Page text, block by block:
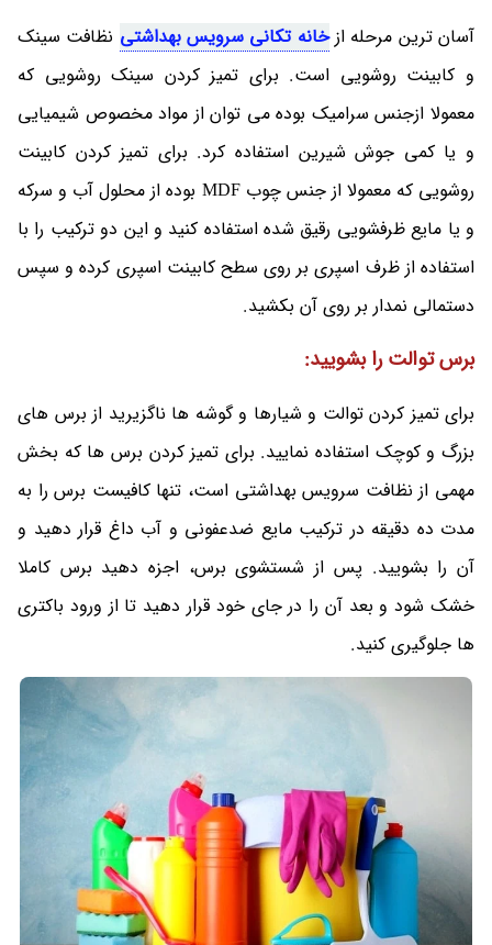
آسان ترین مرحله ازخانه تکانی سرویس بهداشتی نظافت سینک
و کابینت روشویی است. برای تمیز کردن سینک روشویی که
معمولا ازجنس سرامیک بوده می توان از مواد مخصوص شیمیایی
و یا کمی جوش شیرین استفاده کرد. برای تمیز کردن کابینت
روشویی که معمولا از جنس چوب MDF بوده از محلول آب و سرکه
و یا مایع ظرفشویی رقیق شده استفاده کنید و این دو ترکیب را با
استفاده از ظرف اسپری بر روی سطح کابینت اسپری کرده و سپس
دستمالی نمدار بر روی آن بکشید.
برس توالت را بشویید:
برای تمیز کردن توالت و شیارها و گوشه ها ناگزیرید از برس های
بزرگ و کوچک استفاده نمایید. برای تمیز کردن برس ها که بخش
مهمی از نظافت سرویس بهداشتی است، تنها کافیست برس را به
مدت ده دقیقه در ترکیب مایع ضدعفونی و آب داغ قرار دهید و
آن را بشویید. پس از شستشوی برس، اجزه دهید برس کاملا
خشک شود و بعد آن را در جای خود قرار دهید تا از ورود باکتری
ها جلوگیری کنید.